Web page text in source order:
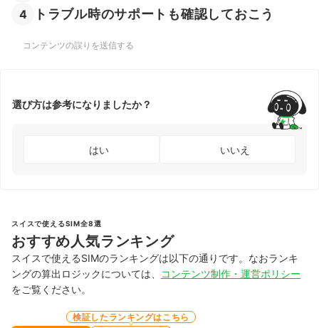
4 トラブル時のサポートも確認しておこう
コンテンツの誤りを送信する
選び方は参考になりましたか？
はい いいえ
スイスで使えるSIM全8選
おすすめ人気ランキング
スイスで使えるSIMのランキングは以下の通りです。なおランキ
ングの算出ロジックについては、
コンテンツ制作・運営ポリシー
をご覧ください。
検証したランキングはこちら